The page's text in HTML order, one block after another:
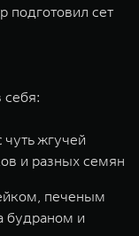
подготовил сет
себя:
жгучей
и разных семян
печеным
будраном и